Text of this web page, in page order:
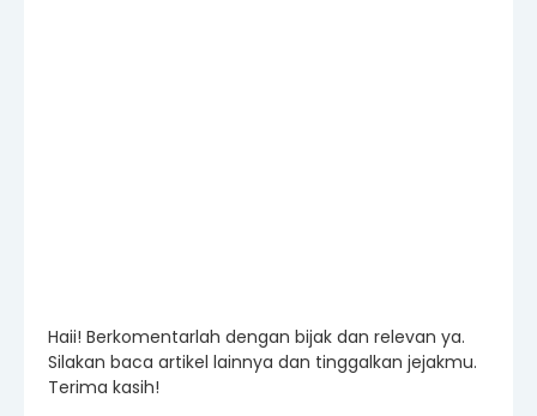
Haii! Berkomentarlah dengan bijak dan relevan ya.
Silakan baca artikel lainnya dan tinggalkan jejakmu.
Terima kasih!